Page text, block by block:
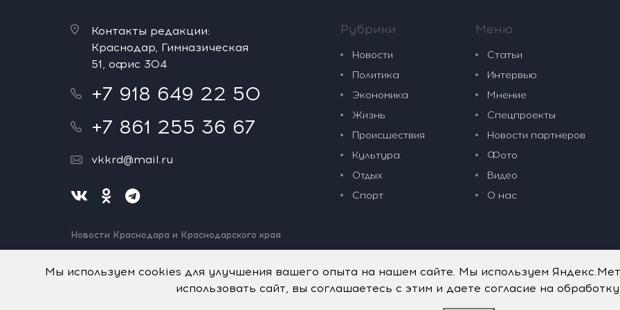
Контакты редакции:
Краснодар, Гимназическая
51, офис 304
+7 918 649 22 50
+7 861 255 36 67
vkkrd@mail.ru
Новости Краснодара и Краснодарского края
Нашли ошибку? Выделите и нажмите Ctrl+Enter.
Рубрики
Новости
Политика
Экономика
Жизнь
Происшествия
Культура
Отдых
Спорт
Меню
Статьи
Интервью
Мнение
Спецпроекты
Новости партнеров
Фото
Видео
О нас
Мы используем cookies для улучшения вашего опыта на нашем сайте. Мы используем
использовать сайт, вы соглашаетесь с этим и даете согласие на